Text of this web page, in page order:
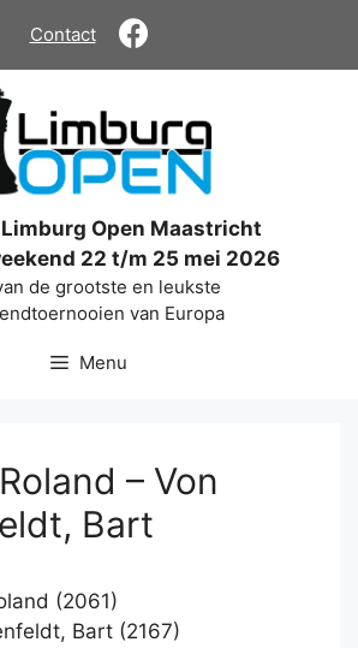
Contact
Limburg Open Maastricht
22 t/m 25 mei 2026
de grootste en leukste
van Europa
Menu
– Von
Bart
(2061)
Bart (2167)